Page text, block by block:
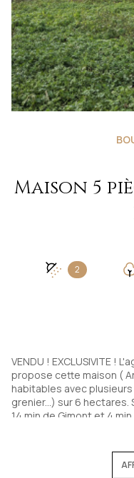
Maison 5 pièce(s) 4 chambre(s)
2
VENDU ! EXCLUSIVITE !
propose cette maison (
habitables avec
grenier...) sur 6 hectares.
14 min de Gimont et 4 min
avec insert, une arrière
terrasse, une salle d'eau